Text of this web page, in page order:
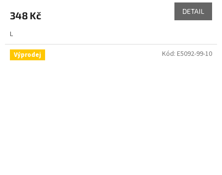
348 Kč DETAIL
L
Výprodej Kód: E5092-99-10